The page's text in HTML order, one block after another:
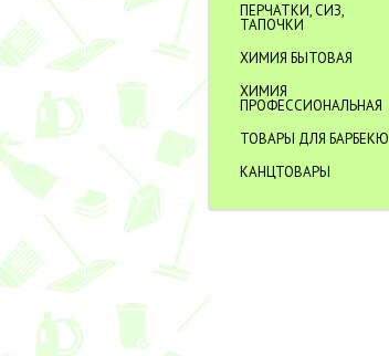
ПЕРЧАТКИ, СИЗ,
ТАПОЧКИ
ХИМИЯ БЫТОВАЯ
ХИМИЯ
ПРОФЕССИОНАЛЬНАЯ
ТОВАРЫ ДЛЯ БАРБЕКЮ
КАНЦТОВАРЫ